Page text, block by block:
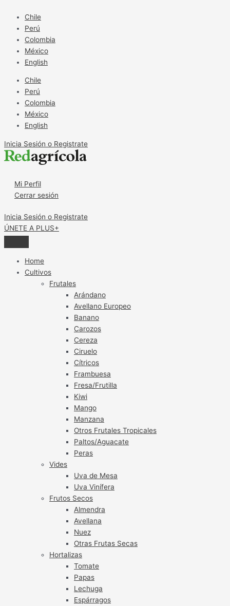
contenido
Chile
Perú
Colombia
México
English
Chile
Perú
Colombia
México
English
Inicia Sesión o Registrate
Mi Perfil
Cerrar sesión
Inicia Sesión o Registrate
ÚNETE A PLUS+
Home
Cultivos
Frutales
Arándano
Avellano Europeo
Banano
Carozos
Cereza
Ciruelo
Cítricos
Frambuesa
Fresa/Frutilla
Kiwi
Mango
Manzana
Otros Frutales Tropicales
Paltos/Aguacate
Peras
Vides
Uva de Mesa
Uva Vinífera
Frutos Secos
Almendra
Avellana
Nuez
Otras Frutas Secas
Hortalizas
Tomate
Papas
Lechuga
Espárragos
riesgos
en
la
exportación
de
fresca